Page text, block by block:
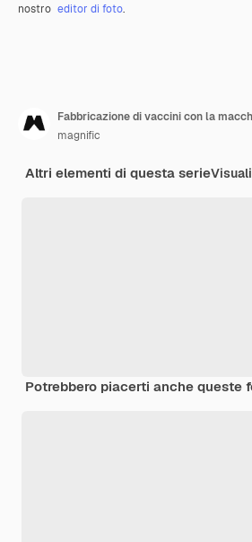
nostro editor di foto.
Fabbricazione di vaccini con la
magnific
Altri elementi di questa serie
Potrebbero piacerti anche queste